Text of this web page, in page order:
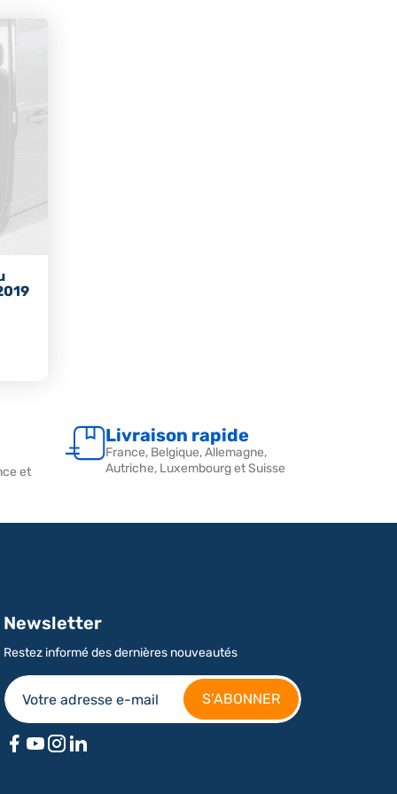
et
Livraison rapide
France, Belgique, Allemagne,
Autriche, Luxembourg et Suisse
Newsletter
Restez informé des dernières nouveautés